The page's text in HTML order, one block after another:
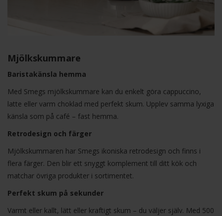
Mjölkskummare
Baristakänsla hemma
Med Smegs mjölkskummare kan du enkelt göra cappuccino,
latte eller varm choklad med perfekt skum. Upplev samma lyxiga
känsla som på café – fast hemma.
Retrodesign och färger
Mjölkskummaren har Smegs ikoniska retrodesign och finns i
flera färger. Den blir ett snyggt komplement till ditt kök och
matchar övriga produkter i sortimentet.
Perfekt skum på sekunder
Varmt eller kallt, lätt eller kraftigt skum – du väljer själv. Med 500